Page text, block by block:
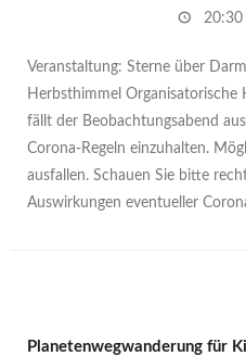
20:30
Veranstaltung: Sterne über
Herbsthimmel
fällt der Beobachtungsabend
Corona-Regeln einzuhalten.
ausfallen. Schauen Sie bitte
Auswirkungen eventueller
Planetenwegwanderung für